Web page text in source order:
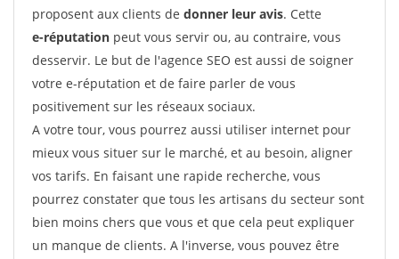
proposent aux clients de donner leur avis. Cette
e-réputation peut vous servir ou, au contraire, vous
desservir. Le but de l'agence SEO est aussi de soigner
votre e-réputation et de faire parler de vous
positivement sur les réseaux sociaux.
A votre tour, vous pourrez aussi utiliser internet pour
mieux vous situer sur le marché, et au besoin, aligner
vos tarifs. En faisant une rapide recherche, vous
pourrez constater que tous les artisans du secteur sont
bien moins chers que vous et que cela peut expliquer
un manque de clients. A l'inverse, vous pouvez être